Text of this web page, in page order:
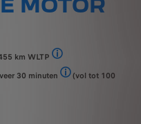
MOTOR
km WLTP
Actieradius tot 452 km
30 minuten
(vol tot 100